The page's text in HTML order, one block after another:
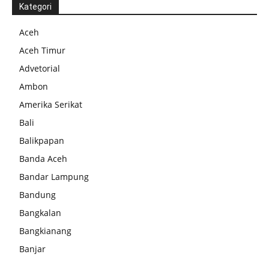
Kategori
Aceh
Aceh Timur
Advetorial
Ambon
Amerika Serikat
Bali
Balikpapan
Banda Aceh
Bandar Lampung
Bandung
Bangkalan
Bangkianang
Banjar